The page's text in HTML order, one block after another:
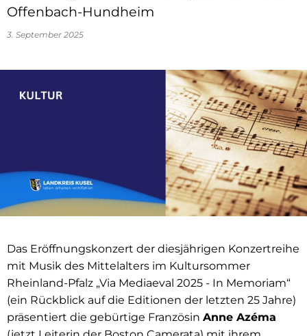
Offenbach-Hundheim
3. September 2025
Das Eröffnungskonzert der diesjährigen Konzertreihe
mit Musik des Mittelalters im Kultursommer
Rheinland-Pfalz „Via Mediaeval 2025 - In Memoriam“
(ein Rückblick auf die Editionen der letzten 25 Jahre)
präsentiert die gebürtige Französin Anne Azéma